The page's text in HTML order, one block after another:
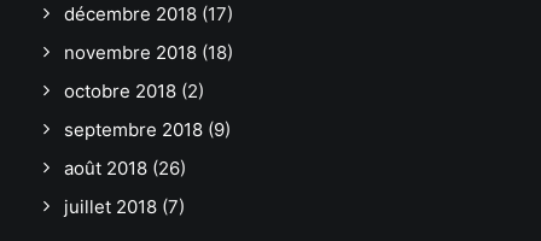
décembre 2018 (17)
novembre 2018 (18)
octobre 2018 (2)
septembre 2018 (9)
août 2018 (26)
juillet 2018 (7)